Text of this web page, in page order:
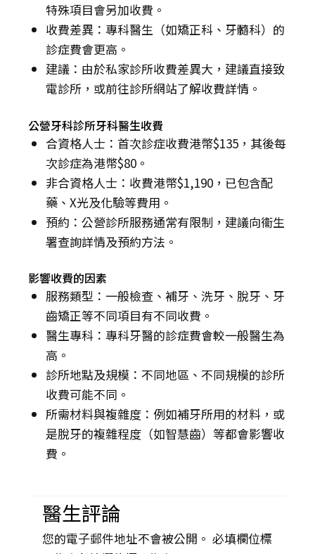
特殊項目會另加收費。
收費差異：專科醫生（如矯正科、牙髓科）的
診症費會更高。
建議：由於私家診所收費差異大，建議直接致
電診所，或前往診所網站了解收費詳情。
公營牙科診所牙科醫生收費
合資格人士：首次診症收費港幣$135，其後每
次診症為港幣$80。
非合資格人士：收費港幣$1,190，已包含配
藥、X光及化驗等費用。
預約：公營診所服務通常有限制，建議向衞生
署查詢詳情及預約方法。
影響收費的因素
服務類型：一般檢查、補牙、洗牙、脫牙、牙
齒矯正等不同項目有不同收費。
醫生專科：專科牙醫的診症費會較一般醫生為
高。
診所地點及規模：不同地區、不同規模的診所
收費可能不同。
所需材料與複雜度：例如補牙所用的材料，或
是脫牙的複雜程度（如智慧齒）等都會影響收
費。
醫生評論
您的電子郵件地址不會被公開。 必填欄位標